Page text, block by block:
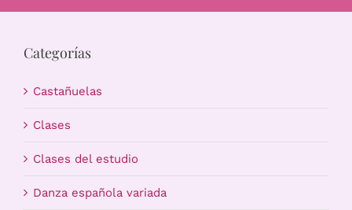
Estudio
Carrito
Categorías
Castañuelas
Clases
Clases del estudio
Danza española variada